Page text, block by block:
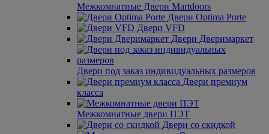
Межкомнатные Двери Martdoors
Двери Optima Porte
Двери VFD
Двери Дверимаркет
Двери под заказ индивидуальных размеров
Двери премиум
класса
Межкомнатные двери ПЭТ
Двери со скидкой